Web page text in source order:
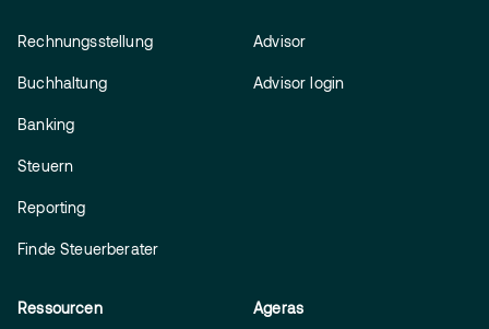
Rechnungsstellung
Buchhaltung
Banking
Steuern
Reporting
Finde Steuerberater
Advisor
Advisor login
Ressourcen Ageras